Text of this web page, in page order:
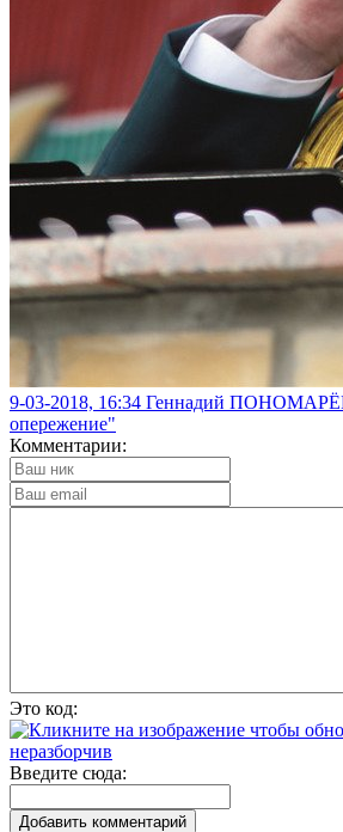
9-03-2018, 16:34 Геннадий
опережение"
Комментарии:
Это код:
Введите сюда: